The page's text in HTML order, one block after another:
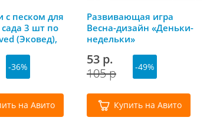
песком для
сада 3 шт по
(Эковед),
-36%
на Авито
Развивающая игра
Весна-дизайн «Деньки-
недельки»
53 р.
105 р
-49%
Купить на Авито